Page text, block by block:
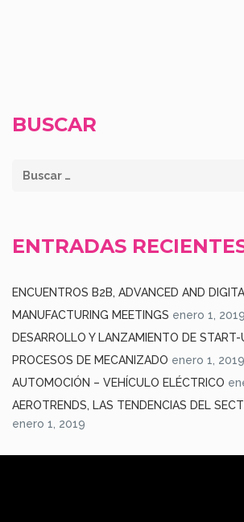
BUSCAR
ENTRADAS
ENCUENTROS B2B, ADVANCED AND
MANUFACTURING MEETINGS enero 1, 2019
DESARROLLO Y LANZAMIENTO DE START-
PROCESOS DE MECANIZADO enero 1, 2019
AUTOMOCIÓN – VEHÍCULO ELÉCTRICO
AEROTRENDS, LAS TENDENCIAS DEL
enero 1, 2019